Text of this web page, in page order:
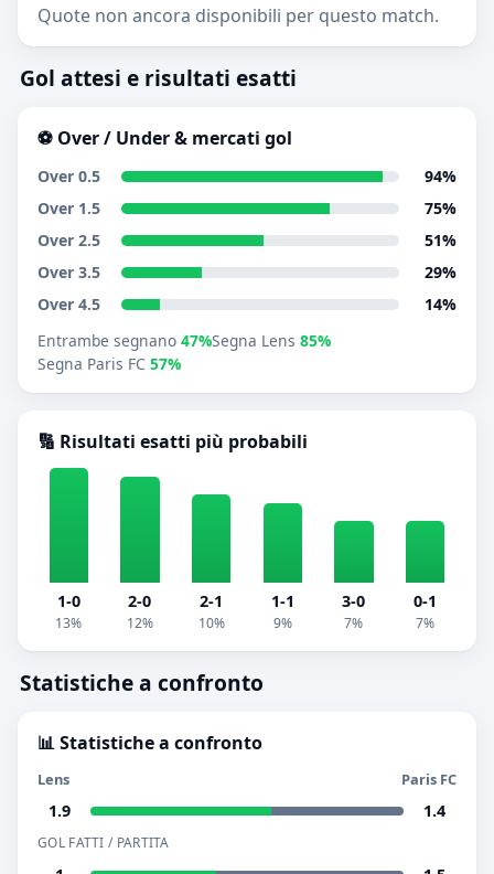
Quote non ancora disponibili per questo match.
Gol attesi e risultati esatti
⚽ Over / Under & mercati gol
Over 0.5
94%
Over 1.5
75%
Over 2.5
51%
Over 3.5
29%
Over 4.5
14%
Entrambe segnano 47%Segna Lens 85%
Segna Paris FC 57%
🔢 Risultati esatti più probabili
1-0
13%
2-0
12%
2-1
10%
1-1
9%
3-0
7%
0-1
7%
Statistiche a confronto
📊 Statistiche a confronto
Lens Paris FC
1.9 1.4
GOL FATTI / PARTITA